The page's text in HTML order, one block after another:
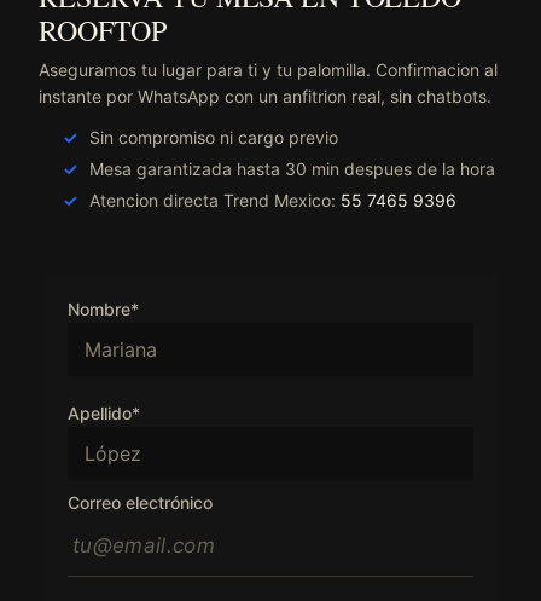
ROOFTOP
Aseguramos tu lugar para ti y tu palomilla. Confirmacion al
instante por WhatsApp con un anfitrion real, sin chatbots.
Sin compromiso ni cargo previo
Mesa garantizada hasta 30 min despues de la hora
Atencion directa Trend Mexico: 55 7465 9396
Nombre*
Apellido*
Correo electrónico